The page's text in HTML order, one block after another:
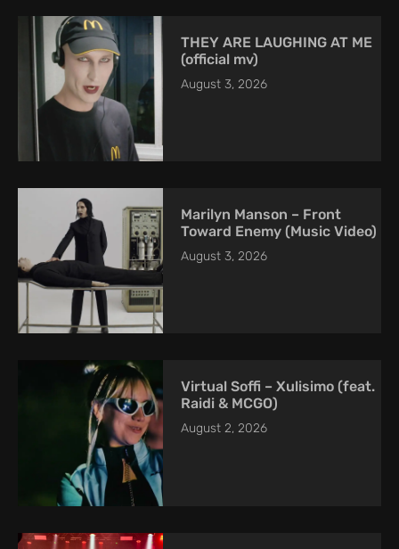
THEY ARE LAUGHING AT ME
(official mv)
August 3, 2026
Marilyn Manson – Front
Toward Enemy (Music Video)
August 3, 2026
Virtual Soffi – Xulisimo (feat.
Raidi & MCGO)
August 2, 2026